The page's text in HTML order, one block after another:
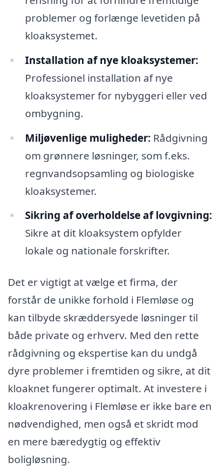
problemer og forlænge levetiden på
kloaksystemet.
Installation af nye kloaksystemer:
Professionel installation af nye
kloaksystemer for nybyggeri eller ved
ombygning.
Miljøvenlige muligheder: Rådgivning
om grønnere løsninger, som f.eks.
regnvandsopsamling og biologiske
kloaksystemer.
Sikring af overholdelse af lovgivning:
Sikre at dit kloaksystem opfylder
lokale og nationale forskrifter.
Det er vigtigt at vælge et firma, der
forstår de unikke forhold i Flemløse og
kan tilbyde skræddersyede løsninger til
både private og erhverv. Med den rette
rådgivning og ekspertise kan du undgå
dyre problemer i fremtiden og sikre, at dit
kloaknet fungerer optimalt. At investere i
kloakrenovering i Flemløse er ikke bare en
nødvendighed, men også et skridt mod
en mere bæredygtig og effektiv
boligløsning.